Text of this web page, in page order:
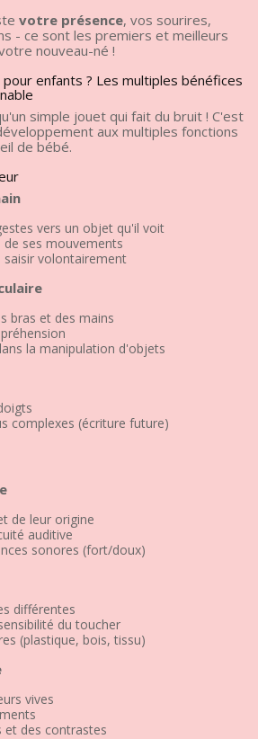
votre présence, vos sourires,
- ce sont les premiers et meilleurs
nouveau-né !
enfants ? Les multiples bénéfices
simple jouet qui fait du bruit ! C'est
aux multiples fonctions
de bébé.
vers un objet qu'il voit
ses mouvements
saisir volontairement
bras et des mains
la manipulation d'objets
complexes (écriture future)
de leur origine
auditive
sonores (fort/doux)
différentes
du toucher
(plastique, bois, tissu)
vives
et des contrastes